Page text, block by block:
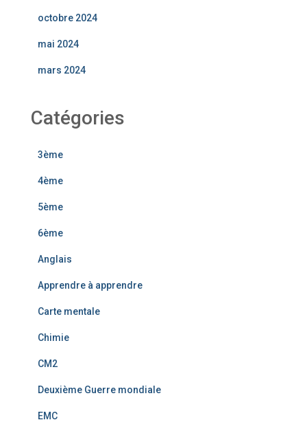
octobre 2024
mai 2024
mars 2024
Catégories
3ème
4ème
5ème
6ème
Anglais
Apprendre à apprendre
Carte mentale
Chimie
CM2
Deuxième Guerre mondiale
EMC